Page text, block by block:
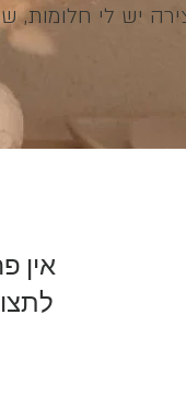
יש לי חלומות,